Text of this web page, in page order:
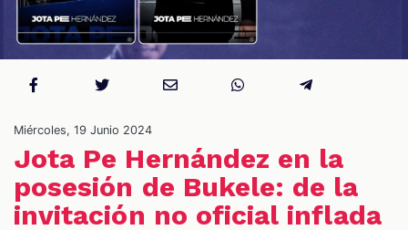
Miércoles, 19 Junio 2024
Jota Pe Hernández en la
posesión de Bukele: de la
invitación no oficial inflada